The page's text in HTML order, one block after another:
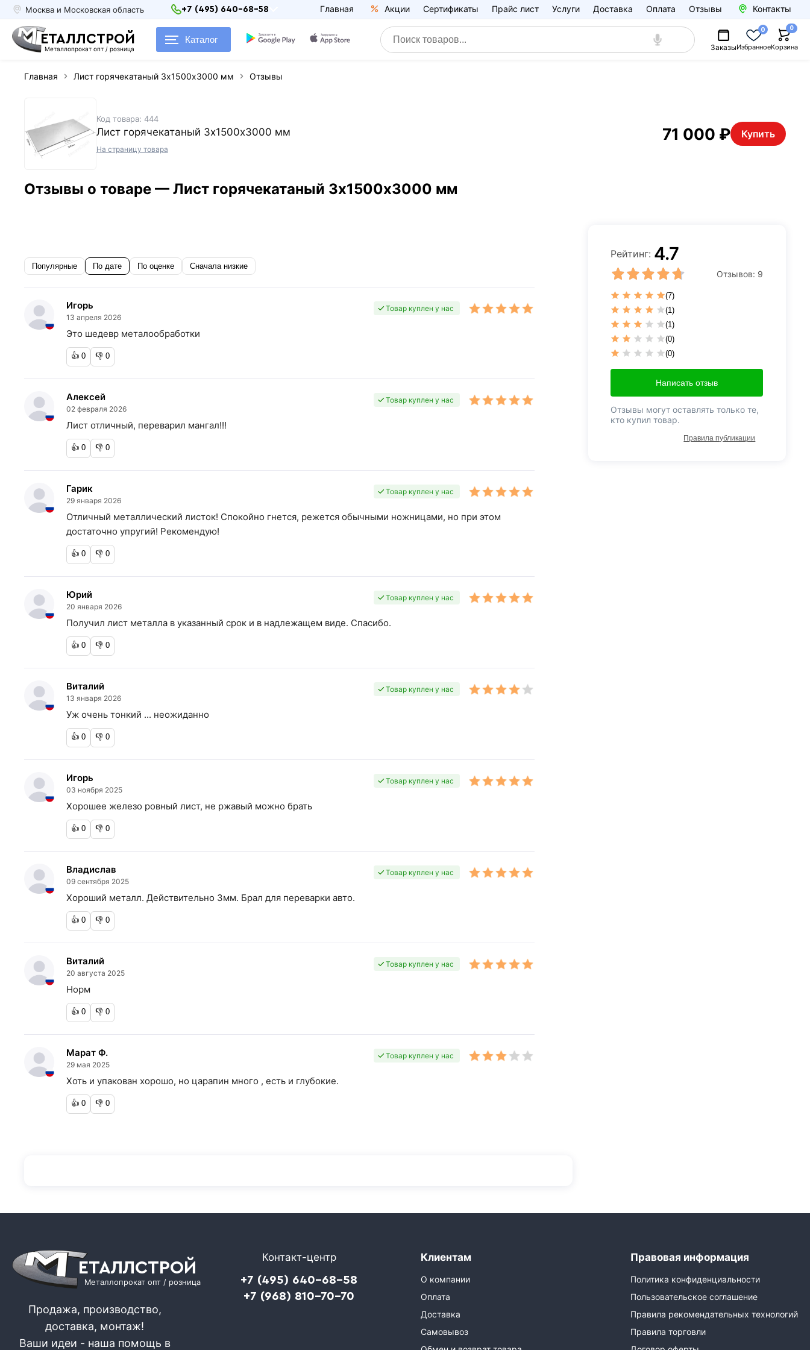
Москва и Московская область +7 (495) 640-68-58 Главная Акции Сертификаты Прайс лист Услуги Доставка Оплата Отзывы Контакты
ЕТАЛЛСТРОЙ
Металлопрокат опт / розница
Каталог
ЗаказыИзбранное
0
Корзина
0
Главная Лист горячекатаный 3х1500х3000 мм Отзывы
Код товара: 444
Лист горячекатаный 3х1500х3000 мм
На страницу товара
71 000 ₽ Купить
Отзывы о товаре — Лист горячекатаный 3х1500х3000 мм
Популярные По дате По оценке Сначала низкие
Игорь
13 апреля 2026
Товар куплен у нас
Это шедевр металообработки
👍 0 👎 0
Алексей
02 февраля 2026
Товар куплен у нас
Лист отличный, переварил мангал!!!
👍 0 👎 0
Гарик
29 января 2026
Товар куплен у нас
Отличный металлический листок! Спокойно гнется, режется обычными ножницами, но при этом
достаточно упругий! Рекомендую!
👍 0 👎 0
Юрий
20 января 2026
Товар куплен у нас
Получил лист металла в указанный срок и в надлежащем виде. Спасибо.
👍 0 👎 0
Виталий
13 января 2026
Товар куплен у нас
Уж очень тонкий ... неожиданно
👍 0 👎 0
Игорь
03 ноября 2025
Товар куплен у нас
Хорошее железо ровный лист, не ржавый можно брать
👍 0 👎 0
Владислав
09 сентября 2025
Товар куплен у нас
Хороший металл. Действительно 3мм. Брал для переварки авто.
👍 0 👎 0
Виталий
20 августа 2025
Товар куплен у нас
Норм
👍 0 👎 0
Марат Ф.
29 мая 2025
Товар куплен у нас
Хоть и упакован хорошо, но царапин много , есть и глубокие.
👍 0 👎 0
Рейтинг: 4.7
Отзывов: 9
(7)
(1)
(1)
(0)
(0)
Написать отзыв
Отзывы могут оставлять только те,
кто купил товар.
Правила публикации
ЕТАЛЛСТРОЙ
Металлопрокат опт / розница
Продажа, производство,
доставка, монтаж!
Ваши идеи - наша помощь в
Контакт-центр
+7 (495) 640-68-58
+7 (968) 810-70-70
Клиентам
О компании
Оплата
Доставка
Самовывоз
Правовая информация
Политика конфиденциальности
Пользовательское соглашение
Правила рекомендательных технологий
Правила торговли